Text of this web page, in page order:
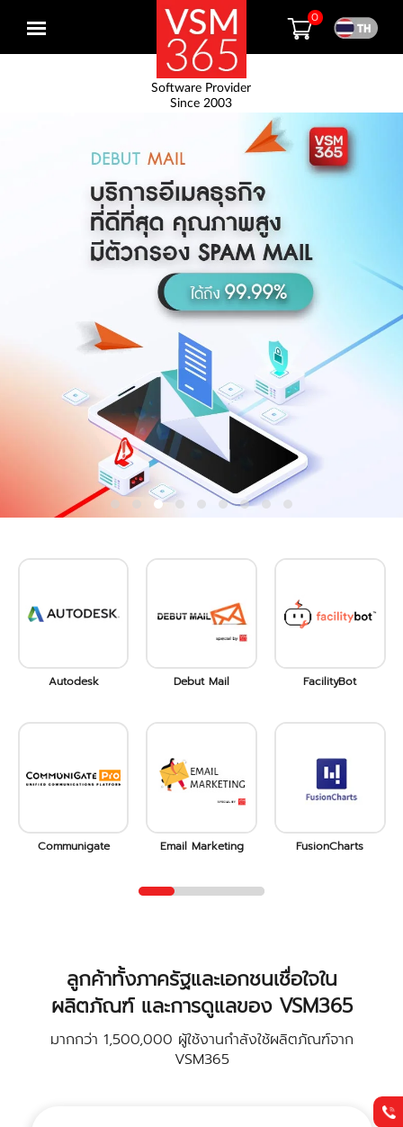
Open
Software Provider
Since 2003
0
Autodesk
Communigate
Debut Mail
Email Marketing
FacilityBot
FusionCharts
ลูกค้าทั้งภาครัฐและเอกชนเชื่อใจใน
ผลิตภัณฑ์ และการดูแลของ VSM365
มากกว่า 1,500,000 ผู้ใช้งานกำลังใช้ผลิตภัณฑ์จาก
VSM365